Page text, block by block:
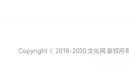
Copyright © 2018-2030 文化网 版权所